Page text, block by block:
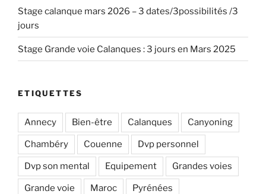
Stage calanque mars 2026 – 3 dates/3possibilités /3
jours
Stage Grande voie Calanques : 3 jours en Mars 2025
ETIQUETTES
Annecy Bien-être Calanques Canyoning
Chambéry Couenne Dvp personnel
Dvp son mental Equipement Grandes voies
Grande voie Maroc Pyrénées